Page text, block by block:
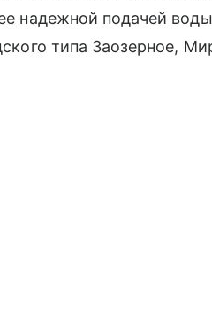
надежной подачей
типа Заозерное,